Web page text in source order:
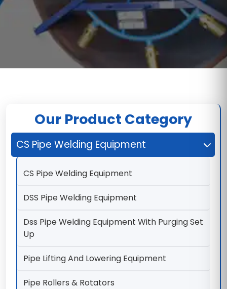
Our Product Category
CS Pipe Welding Equipment
CS Pipe Welding Equipment
DSS Pipe Welding Equipment
Dss Pipe Welding Equipment With Purging Set
Up
Pipe Lifting And Lowering Equipment
Pipe Rollers & Rotators